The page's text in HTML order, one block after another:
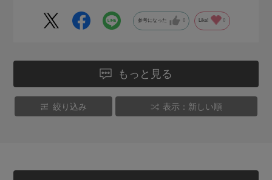
参考になった 0 Like! 0
もっと見る
絞り込み 表示：新しい順